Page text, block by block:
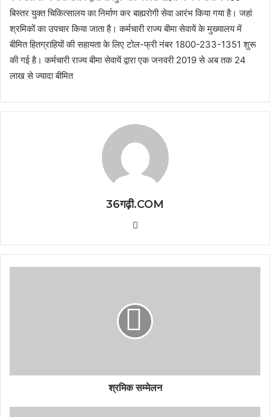
बिस्तर युक्त चिकित्सालय का निर्माण कर बाह्यरोगी सेवा आरंभ किया गया है। जहां
श्रमिकों का उपचार किया जाता है। कर्मचारी राज्य बीमा सेवायें के मुख्यालय में
बीमित हितग्राहियों की सहायता के लिए टोल-फ्री नंबर 1800-233-1351 शुरू
की गई है। कर्मचारी राज्य बीमा सेवायें द्वारा एक जनवरी 2019 से अब तक 24
लाख से ज्यादा बीमित
36गढ़ी.COM
श्रमिक सम्मेलन